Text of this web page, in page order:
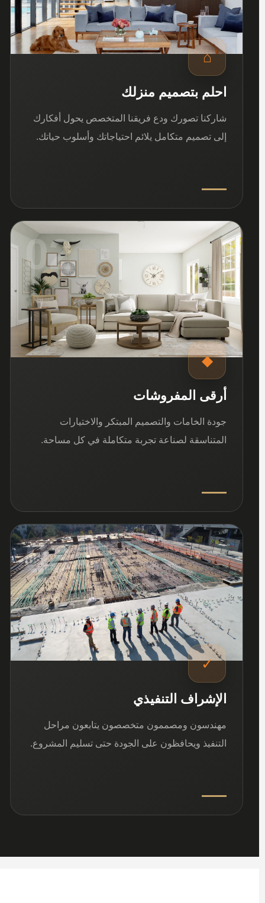
⌂
احلم بتصميم منزلك
شاركنا تصورك ودع فريقنا المتخصص يحول أفكارك
إلى تصميم متكامل يلائم احتياجاتك وأسلوب حياتك.
02
◆
أرقى المفروشات
جودة الخامات والتصميم المبتكر والاختيارات
المتناسقة لصناعة تجربة متكاملة في كل مساحة.
03
✓
الإشراف التنفيذي
مهندسون ومصممون متخصصون يتابعون مراحل
التنفيذ ويحافظون على الجودة حتى تسليم المشروع.